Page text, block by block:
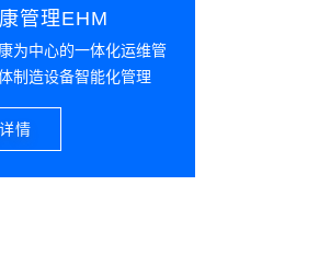
管理EHM
为中心的一体化运维管
制造设备智能化管理
情